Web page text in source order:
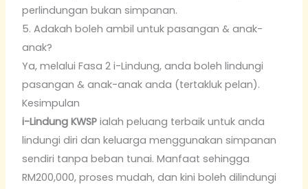
perlindungan bukan simpanan.
5. Adakah boleh ambil untuk pasangan & anak-
anak?
Ya, melalui Fasa 2 i-Lindung, anda boleh lindungi
pasangan & anak-anak anda (tertakluk pelan).
Kesimpulan
i-Lindung KWSP ialah peluang terbaik untuk anda
lindungi diri dan keluarga menggunakan simpanan
sendiri tanpa beban tunai. Manfaat sehingga
RM200,000, proses mudah, dan kini boleh dilindungi